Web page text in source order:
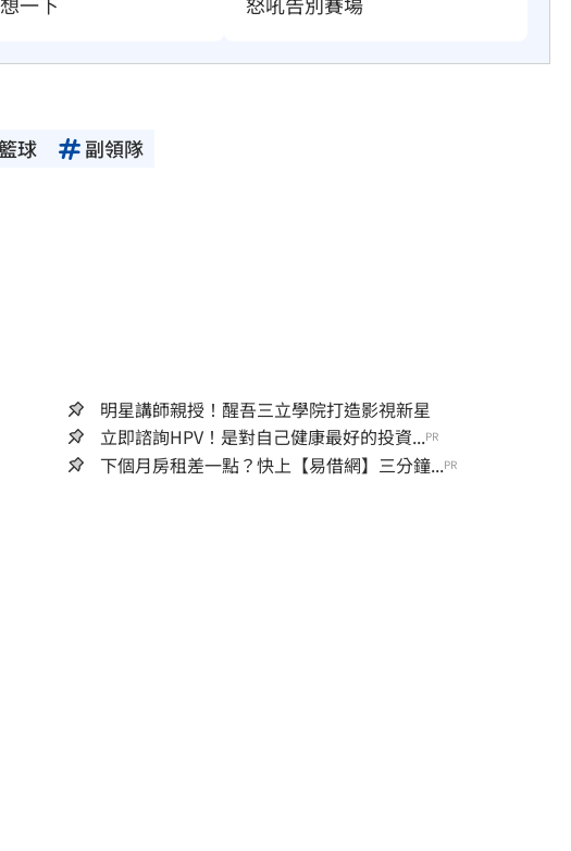
籃球 副領隊
明星講師親授！醒吾三立學院打造影視新星
立即諮詢HPV！是對自己健康最好的投資...PR
下個月房租差一點？快上【易借網】三分鐘...PR